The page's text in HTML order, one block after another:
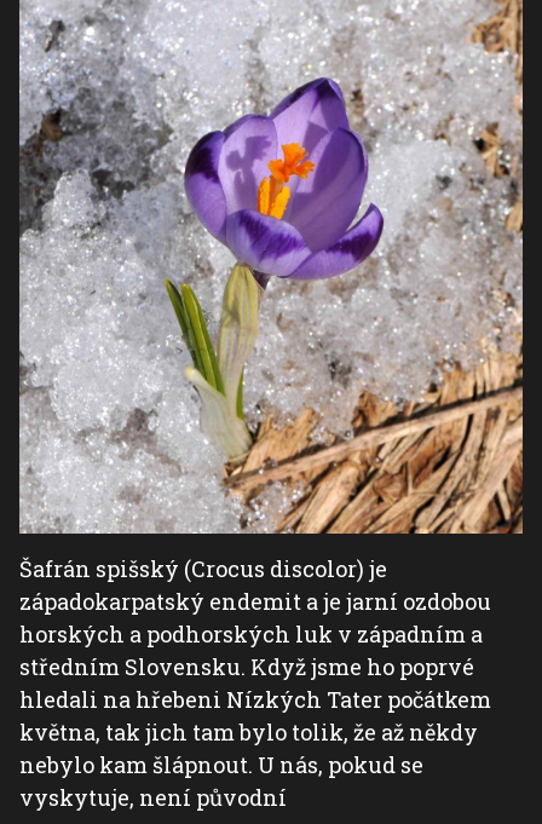
Šafrán spišský (Crocus discolor) je
západokarpatský endemit a je jarní ozdobou
horských a podhorských luk v západním a
středním Slovensku. Když jsme ho poprvé
hledali na hřebeni Nízkých Tater počátkem
května, tak jich tam bylo tolik, že až někdy
nebylo kam šlápnout. U nás, pokud se
vyskytuje, není původní